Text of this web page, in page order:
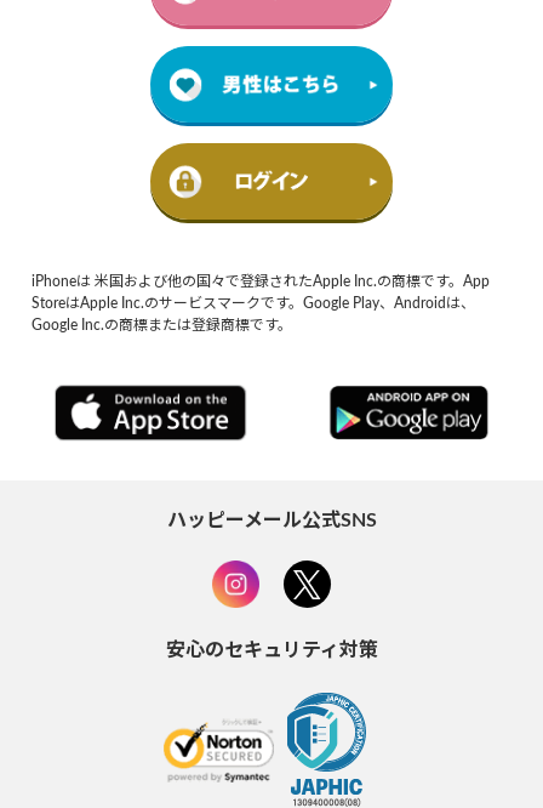
iPhoneは 米国および他の国々で登録されたApple Inc.の商標です。App
StoreはApple Inc.のサービスマークです。Google Play、Androidは、
Google Inc.の商標または登録商標です。
ハッピーメール公式SNS
安心のセキュリティ対策